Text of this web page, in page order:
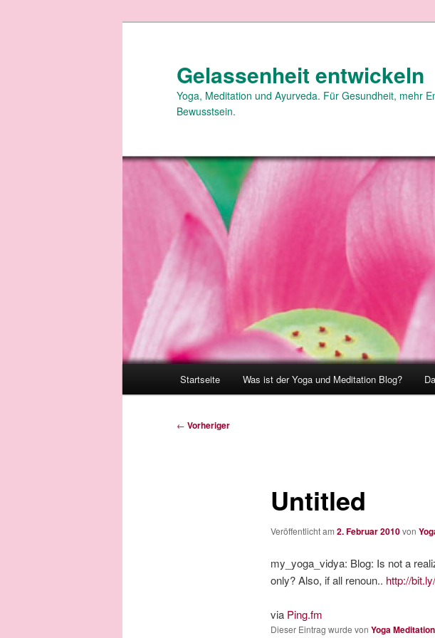
Gelassenheit entwickeln
Yoga, Meditation und Ayurveda. Für Gesundheit, mehr
Bewusstsein.
Startseite Was ist der Yoga und Meditation Blog?
Beitragsnavigation
← Vorheriger
Untitled
Veröffentlicht am 2. Februar 2010von
my_yoga_vidya: Blog: Is not a
only? Also, if all renoun.. http://
via Ping.fm
Dieser Eintrag wurde von Yoga Meditation